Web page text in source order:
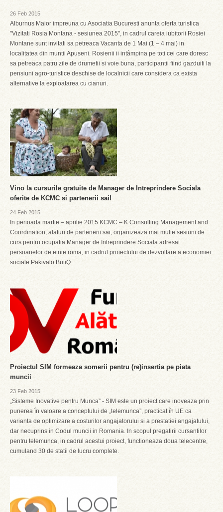
26 Feb 2015
Alburnus Maior impreuna cu Asociatia Bucuresti anunta oferta turistica
"Vizitati Rosia Montana - sesiunea 2015", in cadrul careia iubitorii Rosiei
Montane sunt invitati sa petreaca Vacanta de 1 Mai (1 – 4 mai) in
localitatea din muntii Apuseni. Rosienii ii intâmpina pe toti cei care doresc
sa petreaca patru zile de drumetii si voie buna, participantii fiind gazduiti la
pensiuni agro-turistice deschise de localnicii care considera ca exista
alternative la exploatarea cu cianuri.
Vino la cursurile gratuite de Manager de Intreprindere Sociala
oferite de KCMC si partenerii sai!
24 Feb 2015
In perioada martie – aprilie 2015 KCMC – K Consulting Management and
Coordination, alaturi de partenerii sai, organizeaza mai multe sesiuni de
curs pentru ocupatia Manager de Intreprindere Sociala adresat
persoanelor de etnie roma, in cadrul proiectului de dezvoltare a economiei
sociale Pakivalo ButiQ.
Proiectul SIM formeaza somerii pentru (re)insertia pe piata
muncii
23 Feb 2015
„Sisteme Inovative pentru Munca” - SIM este un proiect care inoveaza prin
punerea ı̂n valoare a conceptului de „telemunca”, practicat ı̂n UE ca
varianta de optimizare a costurilor angajatorului si a prestatiei angajatului,
dar necuprins in Codul muncii in Romania. In scopul pregatirii cursantilor
pentru telemunca, in cadrul acestui proiect, functioneaza doua telecentre,
cumuland 30 de statii de lucru complete.